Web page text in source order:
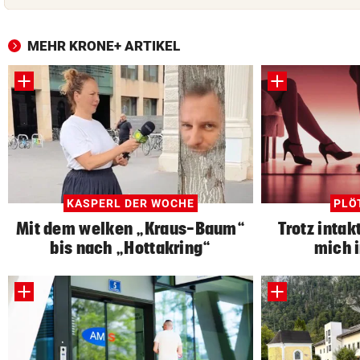
MEHR KRONE+ ARTIKEL
KASPERL DER WOCHE
Mit dem welken „Kraus-Baum“
bis nach „Hottakring“
Trotz
mich